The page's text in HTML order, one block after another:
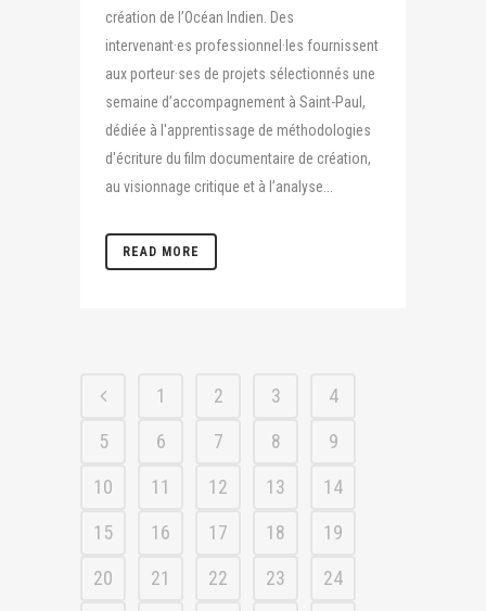
création de l’Océan Indien. Des
intervenant·es professionnel·les fournissent
aux porteur·ses de projets sélectionnés une
semaine d’accompagnement à Saint-Paul,
dédiée à l'apprentissage de méthodologies
d'écriture du film documentaire de création,
au visionnage critique et à l’analyse...
READ MORE
1 2 3
4
5
6 7 8
9
10
11 12 13
14
15
16 17 18
19
20
21 22 23
24